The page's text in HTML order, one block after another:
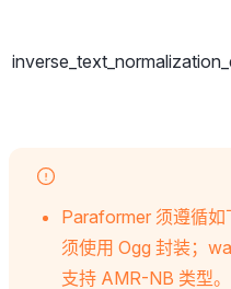
Paraformer 须遵循
须使用 Ogg 封装；
支持 AMR-NB 类型。